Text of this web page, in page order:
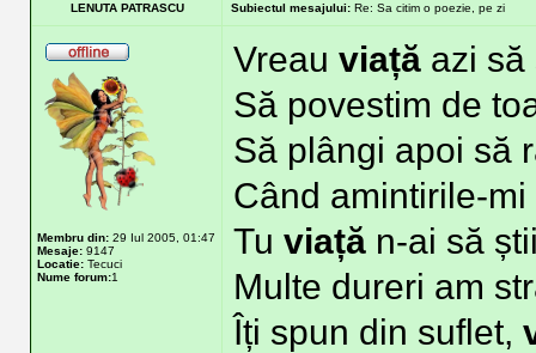
LENUTA PATRASCU Subiectul mesajului: Re: Sa citim o poezie, pe zi
Membru din: 29 Iul 2005, 01:47
Mesaje: 9147
Locatie: Tecuci
Nume forum:1
Vreau viață azi să
Să povestim de
Să plângi apoi să
Când amintirile-
Tu viață n-ai să
Multe dureri am
Îți spun din suflet,